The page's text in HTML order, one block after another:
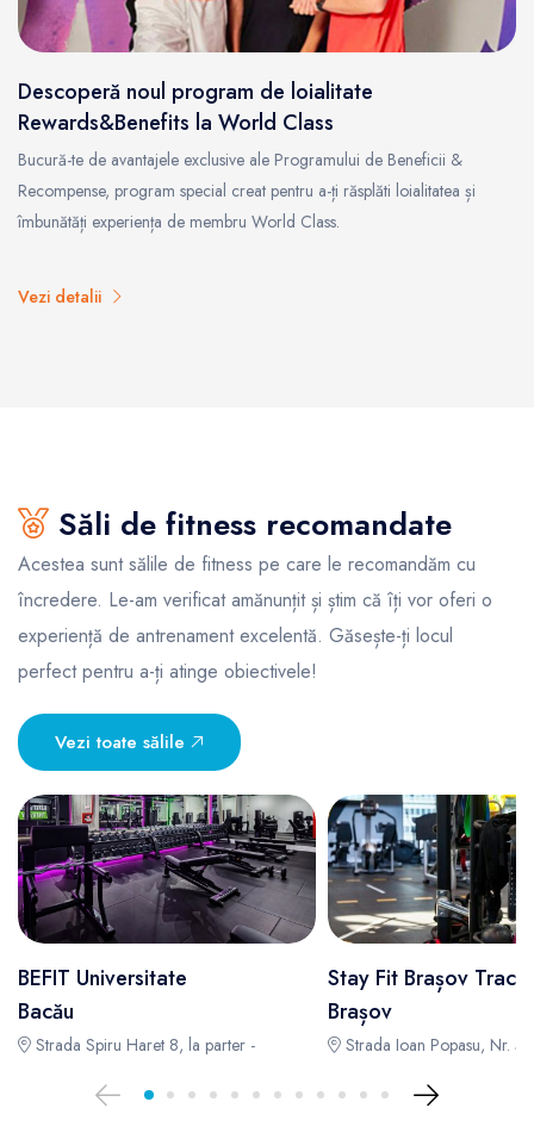
Descoperă noul program de loialitate
Rewards&Benefits la World Class
Bucură-te de avantajele exclusive ale Programului de Beneficii &
Recompense, program special creat pentru a-ți răsplăti loialitatea și
îmbunătăți experiența de membru World Class.
Vezi detalii
Săli de fitness recomandate
Acestea sunt sălile de fitness pe care le recomandăm cu
încredere. Le-am verificat amănunțit și știm că îți vor oferi o
experiență de antrenament excelentă. Găsește-ți locul
perfect pentru a-ți atinge obiectivele!
Vezi toate sălile
BEFIT Universitate
Bacău
Strada Spiru Haret 8, la parter -
Stay Fit Brașov
Brașov
Strada Ioan Popasu, Nr.